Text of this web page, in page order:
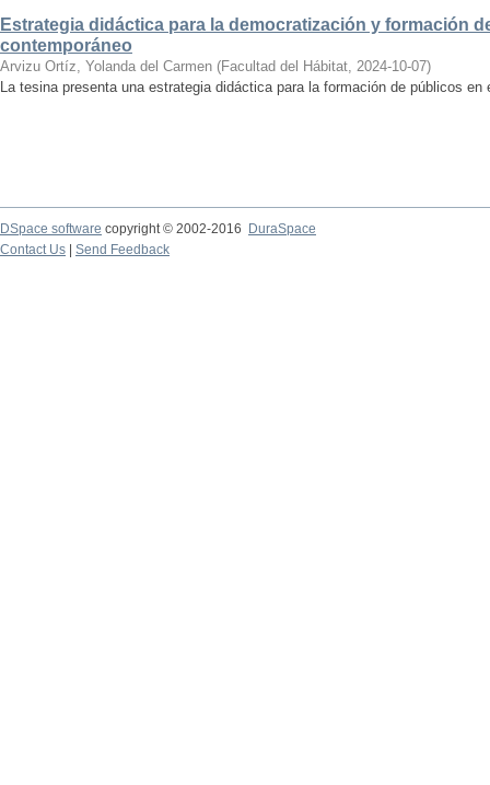
Estrategia didáctica para la democratización y formación
contemporáneo
Arvizu Ortíz, Yolanda del Carmen (Facultad del Hábitat, 2024-10-07)
La tesina presenta una estrategia didáctica para la formación de públicos en
DSpace software copyright © 2002-2016
DuraSpace
Contact Us
Send Feedback